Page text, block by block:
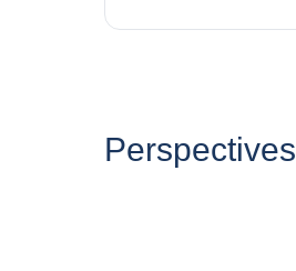
Perspectives